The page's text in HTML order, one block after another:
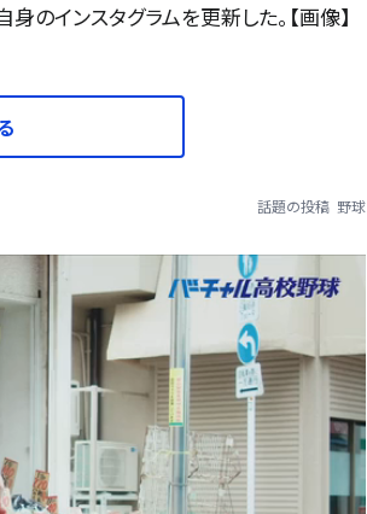
インスタグラムを更新した。【画像】
話題の投稿 野球